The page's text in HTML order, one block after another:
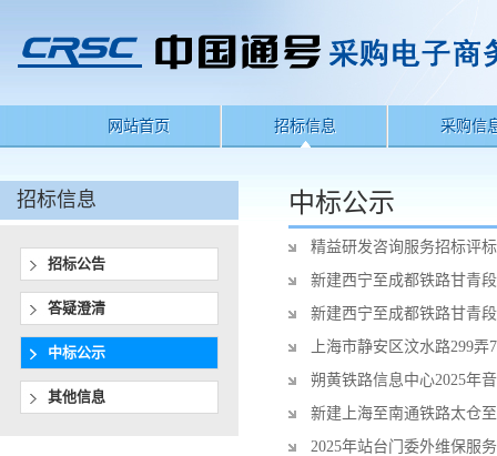
网站首页 招标信息 采购信
招标信息
招标公告
答疑澄清
中标公示
其他信息
中标公示
精益研发咨询服务招标评
新建西宁至成都铁路甘青
新建西宁至成都铁路甘青
上海市静安区汶水路299
朔黄铁路信息中心2025年
新建上海至南通铁路太仓
2025年站台门委外维保服